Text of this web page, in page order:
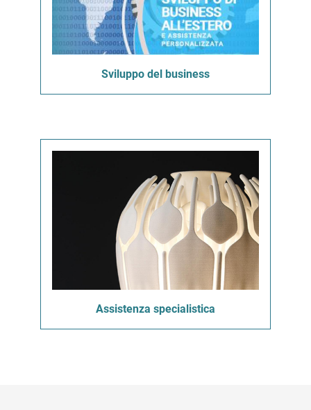
Sviluppo del business
Assistenza specialistica